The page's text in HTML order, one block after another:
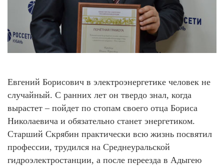
Евгений Борисович в электроэнергетике человек не
случайный. С ранних лет он твердо знал, когда
вырастет – пойдет по стопам своего отца Бориса
Николаевича и обязательно станет энергетиком.
Старший Скрябин практически всю жизнь посвятил
профессии, трудился на Среднеуральской
гидроэлектростанции, а после переезда в Адыгею